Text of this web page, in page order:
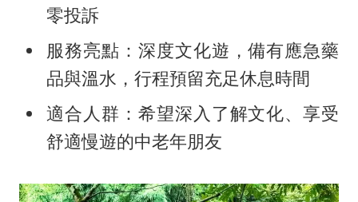
零投訴
服務亮點：深度文化遊，備有應急藥
品與溫水，行程預留充足休息時間
適合人群：希望深入了解文化、享受
舒適慢遊的中老年朋友